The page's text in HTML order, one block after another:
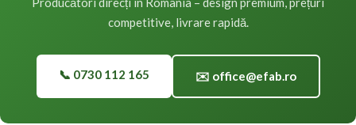
competitive, livrare rapidă.
📞 0730 112 165 ✉️ office@efab.ro